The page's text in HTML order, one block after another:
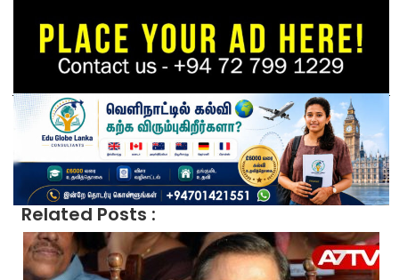
Related Posts :